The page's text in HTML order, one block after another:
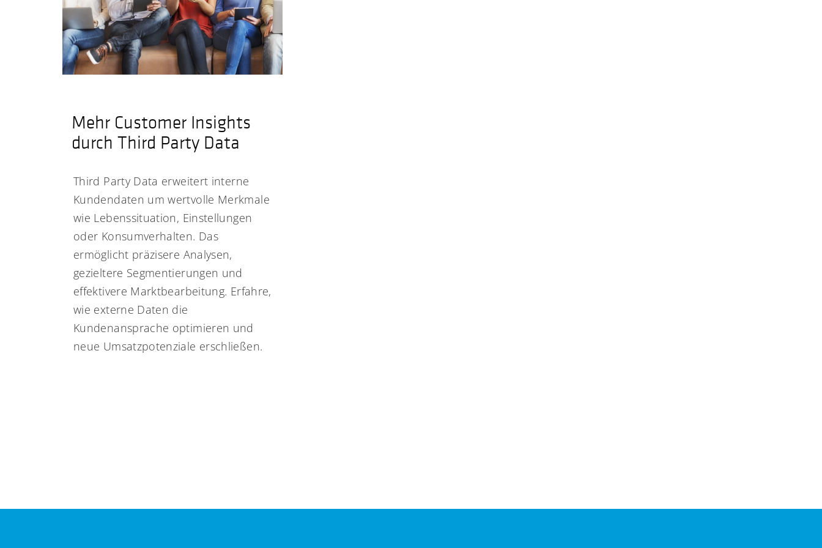
Mehr Customer Insights
durch Third Party Data
Third Party Data erweitert interne
Kundendaten um wertvolle Merkmale
wie Lebenssituation, Einstellungen
oder Konsumverhalten. Das
ermöglicht präzisere Analysen,
gezieltere Segmentierungen und
effektivere Marktbearbeitung. Erfahre,
wie externe Daten die
Kundenansprache optimieren und
neue Umsatzpotenziale erschließen.